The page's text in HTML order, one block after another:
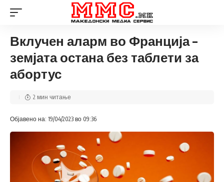
Вклучен аларм во Франција –
земјата остана без таблети за
абортус
Објавено на: 19/04/2023 во 09:36
2 мин читање